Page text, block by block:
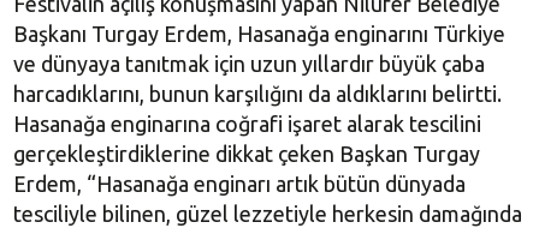
Başkanı Turgay Erdem, Hasanağa enginarını Türkiye
ve dünyaya tanıtmak için uzun yıllardır büyük çaba
harcadıklarını, bunun karşılığını da aldıklarını belirtti.
Hasanağa enginarına coğrafi işaret alarak tescilini
gerçekleştirdiklerine dikkat çeken Başkan Turgay
Erdem, “Hasanağa enginarı artık bütün dünyada
tesciliyle bilinen, güzel lezzetiyle herkesin damağında